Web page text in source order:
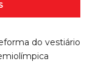
do vestiário